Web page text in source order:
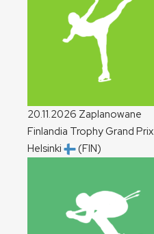
20.11.2026 Zaplanowane
Finlandia Trophy Grand Prix
Helsinki
(FIN)